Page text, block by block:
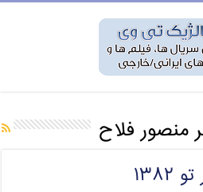
منصور فلاح